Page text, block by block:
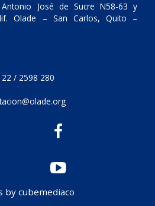
José de Sucre N58-63 y
Olade – San Carlos, Quito –
/ 2598 280
by cubemediaco